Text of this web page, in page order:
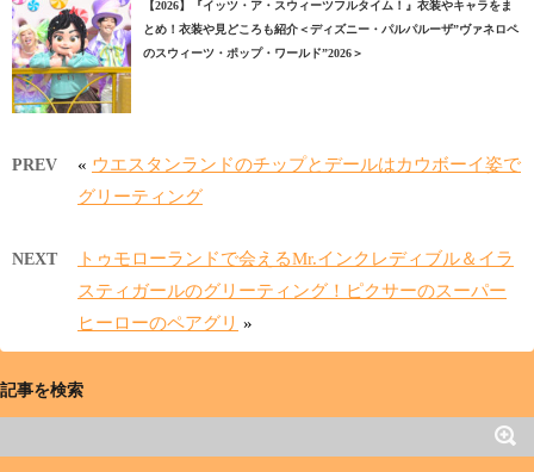
【2026】『イッツ・ア・スウィーツフルタイム！』衣装やキャラをま
とめ！衣装や見どころも紹介＜ディズニー・パルパルーザ”ヴァネロペ
のスウィーツ・ポップ・ワールド”2026＞
PREV « ウエスタンランドのチップとデールはカウボーイ姿で
グリーティング
NEXT
トゥモローランドで会えるMr.インクレディブル＆イラ
スティガールのグリーティング！ピクサーのスーパー
ヒーローのペアグリ »
記事を検索